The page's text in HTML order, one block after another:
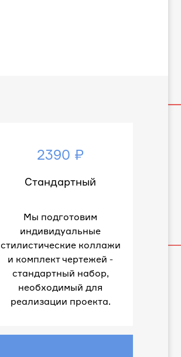
2390 ₽
Стандартный
Мы подготовим
индивидуальные
стилистические коллажи
и комплект чертежей -
стандартный набор,
необходимый для
реализации проекта.